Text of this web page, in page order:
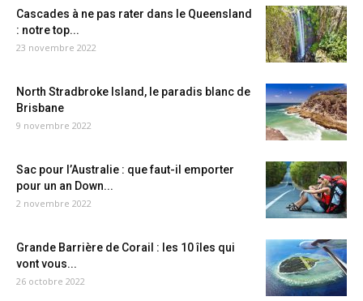
Cascades à ne pas rater dans le Queensland
: notre top...
23 novembre 2022
North Stradbroke Island, le paradis blanc de
Brisbane
9 novembre 2022
Sac pour l’Australie : que faut-il emporter
pour un an Down...
2 novembre 2022
Grande Barrière de Corail : les 10 îles qui
vont vous...
26 octobre 2022